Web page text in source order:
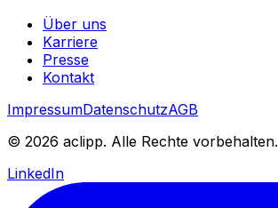
Über uns
Karriere
Presse
Kontakt
ImpressumDatenschutzAGB
© 2026 aclipp. Alle Rechte vorbehalten.
LinkedIn